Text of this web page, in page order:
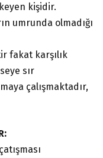
kişidir.
umrunda olmadığı
fakat karşılık
sır
çalışmaktadır,